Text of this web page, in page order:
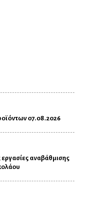
07.08.2026
αναβάθμισης